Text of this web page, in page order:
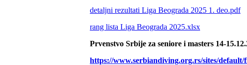
detaljni rezultati Liga Beograda 2025 1. deo.pdf
rang lista Liga Beograda 2025.xlsx
Prvenstvo Srbije za seniore i masters 14-
https://www.serbiandiving.org.rs/sites/